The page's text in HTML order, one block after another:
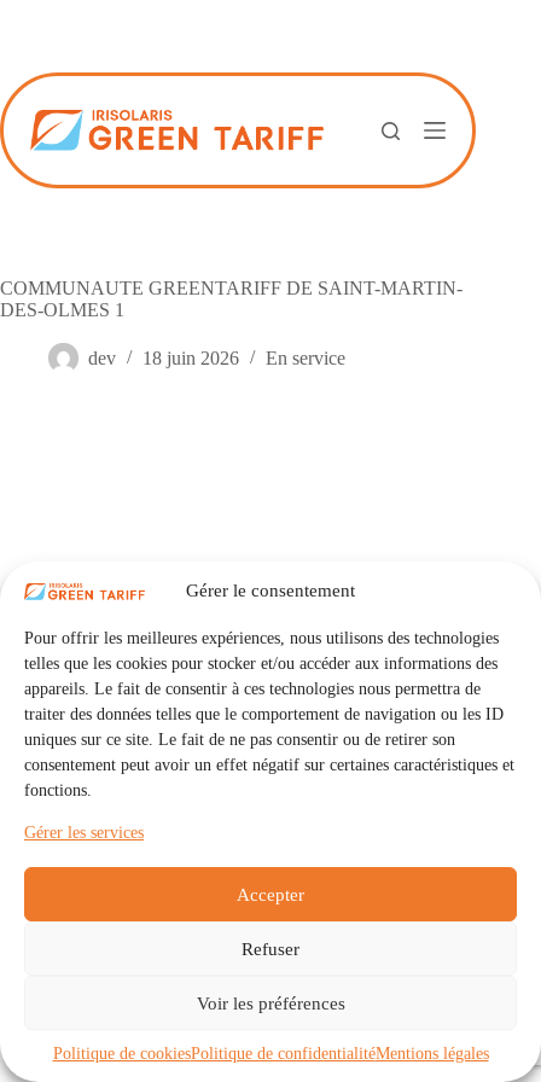
Gérer le consentement
Pour offrir les meilleures expériences, nous utilisons des technologies
telles que les cookies pour stocker et/ou accéder aux informations des
appareils. Le fait de consentir à ces technologies nous permettra de
traiter des données telles que le comportement de navigation ou les ID
uniques sur ce site. Le fait de ne pas consentir ou de retirer son
consentement peut avoir un effet négatif sur certaines caractéristiques et
fonctions.
Gérer les services
Accepter
Refuser
Voir les préférences
Politique de cookiesPolitique de confidentialitéMentions légales
COMMUNAUTE GREENTARIFF DE SAINT-MARTIN-
DES-OLMES 1
dev 18 juin 2026 En service
Communautés
À propos
Politique de cookies (UE)